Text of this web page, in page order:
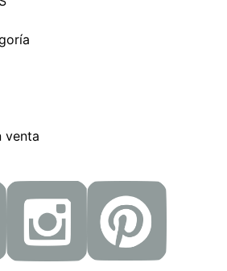
venta